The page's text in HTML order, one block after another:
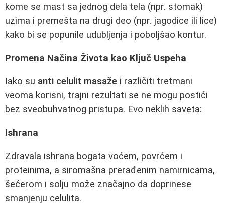
kome se mast sa jednog dela tela (npr. stomak)
uzima i premešta na drugi deo (npr. jagodice ili lice)
kako bi se popunile udubljenja i poboljšao kontur.
Promena Načina Života kao Ključ Uspeha
Iako su anti celulit masaže i različiti tretmani
veoma korisni, trajni rezultati se ne mogu postići
bez sveobuhvatnog pristupa. Evo neklih saveta:
Ishrana
Zdravala ishrana bogata voćem, povrćem i
proteinima, a siromašna prerađenim namirnicama,
šećerom i solju može značajno da doprinese
smanjenju celulita.